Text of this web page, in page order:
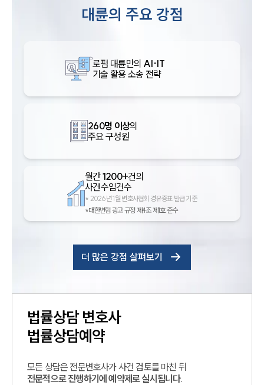
대륜의 주요 강점
로펌 대륜만의 AI·IT
기술 활용 소송 전략
260명 이상의
주요 구성원
월간1200+건의
사건수임건수
* 2026년 1월 변호사협회 경유증표 발급 기준
*대한변협 광고 규정 제4조 제1호 준수
더 많은 강점 살펴보기
법률상담변호사
법률상담예약
모든 상담은 전문변호사가 사건 검토를 마친 뒤
전문적으로 진행하기에 예약제로 실시됩니다.